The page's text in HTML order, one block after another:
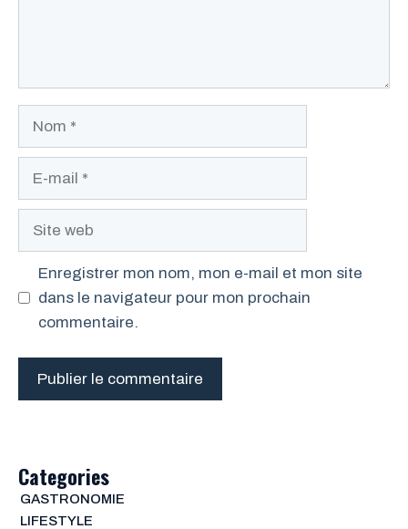
Enregistrer mon nom, mon e-mail et mon site
dans le navigateur pour mon prochain
commentaire.
Categories
GASTRONOMIE
LIFESTYLE